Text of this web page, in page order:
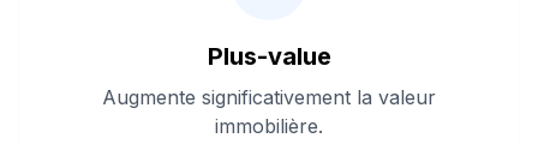
Plus-value
Augmente significativement la valeur
immobilière.